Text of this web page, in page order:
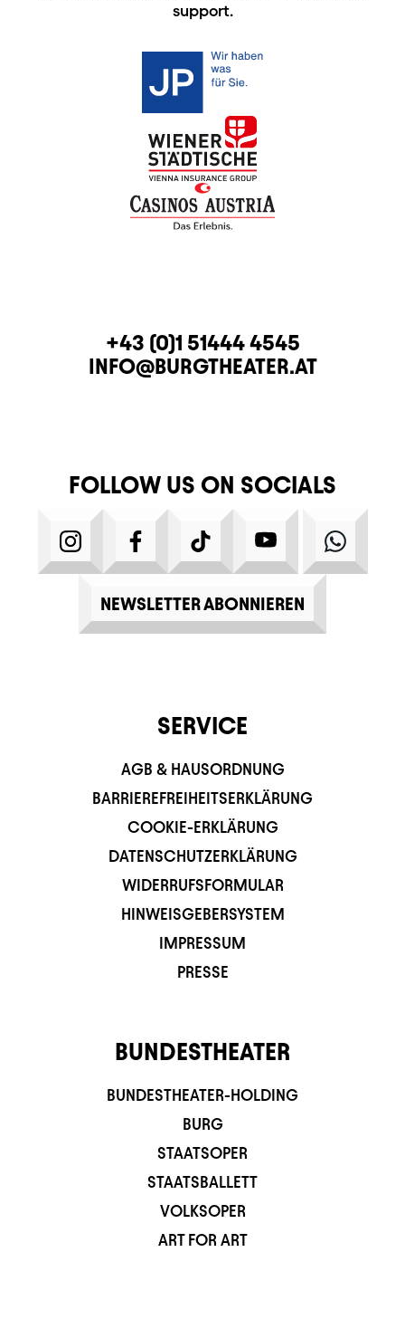
support.
CONTACTTELEPHONE
+43 (0)1 51444 4545
E-MAIL
INFO@BURGTHEATER.AT
FOLLOW US ON SOCIALS
INSTAGRAMFACEBOOKTIKTOK YOUTUBE
NEWSLETTER ABONNIEREN
SERVICE
AGB & HAUSORDNUNG
BARRIEREFREIHEITSERKLÄRUNG
COOKIE-ERKLÄRUNG
DATENSCHUTZERKLÄRUNG
WIDERRUFSFORMULAR
HINWEISGEBERSYSTEM
IMPRESSUM
PRESSE
BUNDESTHEATER
BUNDESTHEATER-HOLDING
BURG
STAATSOPER
STAATSBALLETT
VOLKSOPER
ART FOR ART